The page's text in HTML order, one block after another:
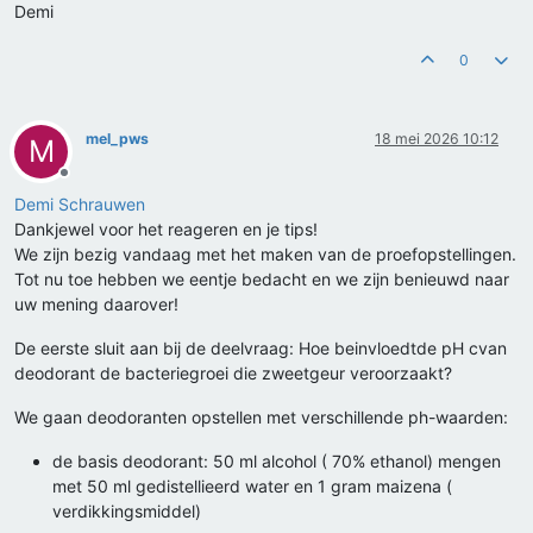
Demi
0
M
Offline
mel_pws 18 mei 2026 10:12
Demi Schrauwen
Dankjewel voor het reageren en je tips!
We zijn bezig vandaag met het maken van de proefopstellingen.
Tot nu toe hebben we eentje bedacht en we zijn benieuwd naar
uw mening daarover!
De eerste sluit aan bij de deelvraag: Hoe beinvloedtde pH cvan
deodorant de bacteriegroei die zweetgeur veroorzaakt?
We gaan deodoranten opstellen met verschillende ph-waarden:
de basis deodorant: 50 ml alcohol ( 70% ethanol) mengen
met 50 ml gedistellieerd water en 1 gram maizena (
verdikkingsmiddel)